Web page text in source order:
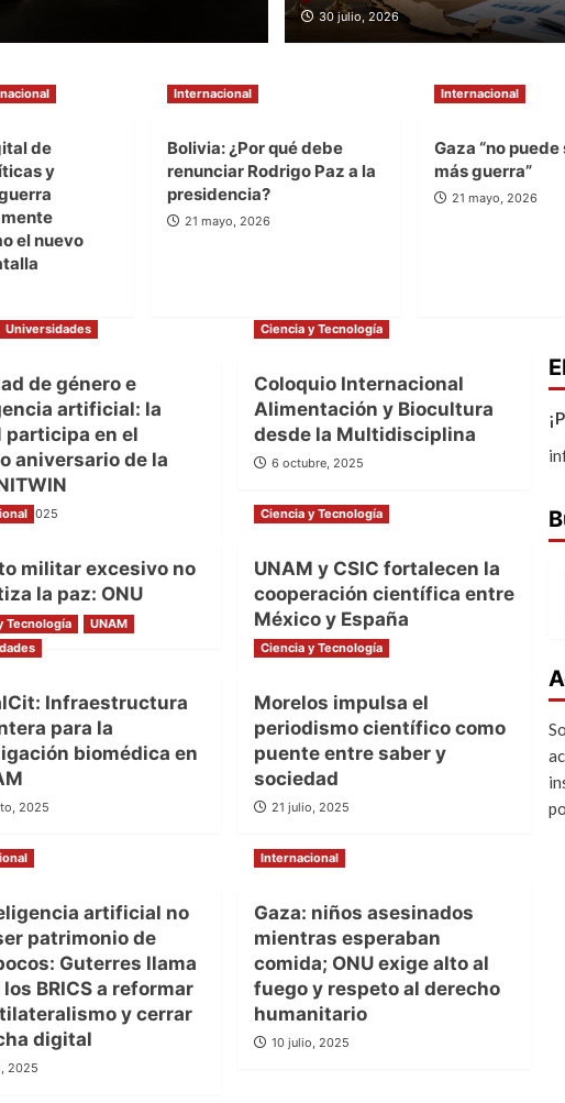
2 agosto, 2026
30 julio, 2026
de
y
el nuevo
Internacional
Bolivia: ¿Por qué debe
renunciar Rodrigo Paz a la
presidencia?
21 mayo, 2026
Internacional
Gaza “no
más guerra”
21 mayo, 2026
Universidades
de género e
artificial: la
participa en el
aniversario de la
2025
Ciencia y Tecnología
Coloquio Internacional
Alimentación y Biocultura
desde la Multidisciplina
6 octubre, 2025
militar excesivo no
la paz: ONU
2025
Ciencia y Tecnología
UNAM y CSIC fortalecen la
cooperación científica entre
México y España
9 septiembre, 2025
Tecnología
UNAM
Infraestructura
para la
biomédica en
2025
Ciencia y Tecnología
Morelos impulsa el
periodismo científico como
puente entre saber y
sociedad
21 julio, 2025
artificial no
patrimonio de
Guterres llama
BRICS a reformar
y cerrar
digital
2025
Internacional
Gaza: niños asesinados
mientras esperaban
comida; ONU exige alto al
fuego y respeto al derecho
humanitario
10 julio, 2025